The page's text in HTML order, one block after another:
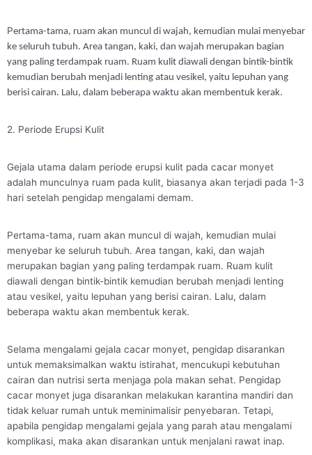
Pertama-tama, ruam akan muncul di wajah, kemudian mulai menyebar
ke seluruh tubuh. Area tangan, kaki, dan wajah merupakan bagian
yang paling terdampak ruam. Ruam kulit diawali dengan bintik-bintik
kemudian berubah menjadi lenting atau vesikel, yaitu lepuhan yang
berisi cairan. Lalu, dalam beberapa waktu akan membentuk kerak.
2. Periode Erupsi Kulit
Gejala utama dalam periode erupsi kulit pada cacar monyet
adalah munculnya ruam pada kulit, biasanya akan terjadi pada 1-3
hari setelah pengidap mengalami demam.
Pertama-tama, ruam akan muncul di wajah, kemudian mulai
menyebar ke seluruh tubuh. Area tangan, kaki, dan wajah
merupakan bagian yang paling terdampak ruam. Ruam kulit
diawali dengan bintik-bintik kemudian berubah menjadi lenting
atau vesikel, yaitu lepuhan yang berisi cairan. Lalu, dalam
beberapa waktu akan membentuk kerak.
Selama mengalami gejala cacar monyet, pengidap disarankan
untuk memaksimalkan waktu istirahat, mencukupi kebutuhan
cairan dan nutrisi serta menjaga pola makan sehat. Pengidap
cacar monyet juga disarankan melakukan karantina mandiri dan
tidak keluar rumah untuk meminimalisir penyebaran. Tetapi,
apabila pengidap mengalami gejala yang parah atau mengalami
komplikasi, maka akan disarankan untuk menjalani rawat inap.